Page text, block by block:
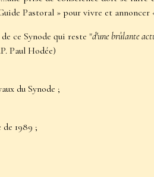
Pastoral » pour vivre et
ce Synode qui reste "d'une brûlante
Paul Hodée)
du Synode ;
1989 ;